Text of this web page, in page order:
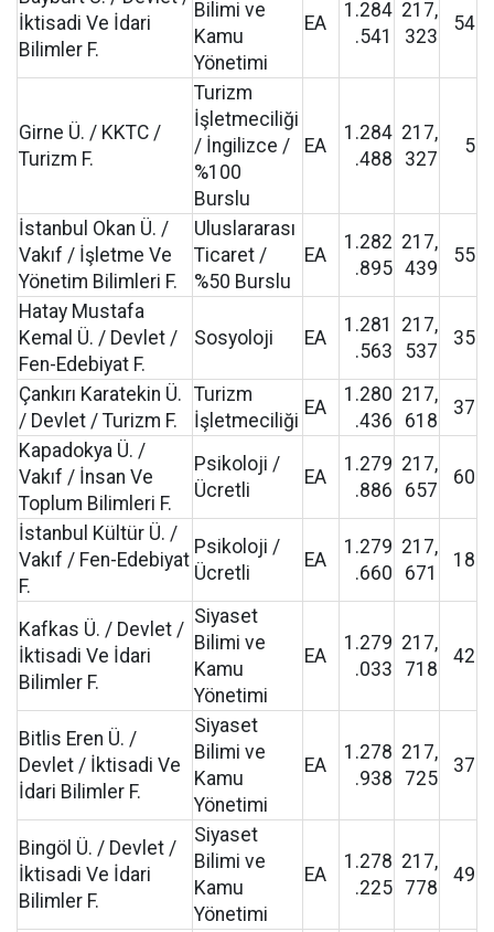
İktisadi Ve İdari
Bilimler F.
Bilimi ve
Kamu
Yönetimi
EA
1.284
.541
217,
323
54
Girne Ü. / KKTC /
Turizm F.
Turizm
İşletmeciliği
/ İngilizce /
%100
Burslu
EA
1.284
.488
217,
327
5
İstanbul Okan Ü. /
Vakıf / İşletme Ve
Yönetim Bilimleri F.
Uluslararası
Ticaret /
%50 Burslu
EA
1.282
.895
217,
439
55
Hatay Mustafa
Kemal Ü. / Devlet /
Fen-Edebiyat F.
Sosyoloji EA
1.281
.563
217,
537
35
Çankırı Karatekin Ü.
/ Devlet / Turizm F.
Turizm
İşletmeciliği
EA
1.280
.436
217,
618
37
Kapadokya Ü. /
Vakıf / İnsan Ve
Toplum Bilimleri F.
Psikoloji /
Ücretli
EA
1.279
.886
217,
657
60
İstanbul Kültür Ü. /
Vakıf / Fen-Edebiyat
F.
Psikoloji /
Ücretli
EA
1.279
.660
217,
671
18
Kafkas Ü. / Devlet /
İktisadi Ve İdari
Bilimler F.
Siyaset
Bilimi ve
Kamu
Yönetimi
EA
1.279
.033
217,
718
42
Bitlis Eren Ü. /
Devlet / İktisadi Ve
İdari Bilimler F.
Siyaset
Bilimi ve
Kamu
Yönetimi
EA
1.278
.938
217,
725
37
Bingöl Ü. / Devlet /
İktisadi Ve İdari
Bilimler F.
Siyaset
Bilimi ve
Kamu
Yönetimi
EA
1.278
.225
217,
778
49